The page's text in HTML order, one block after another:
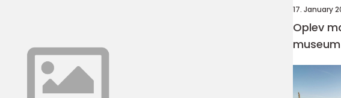
17. January
Oplev
museum